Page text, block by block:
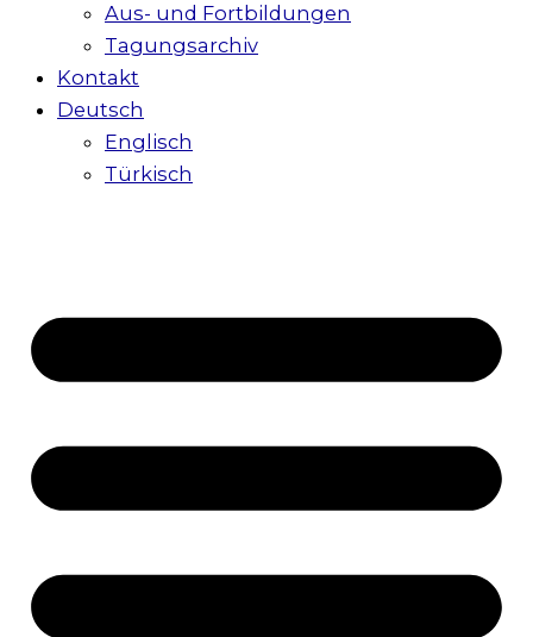
Aus- und Fortbildungen
Tagungsarchiv
Kontakt
Deutsch
Englisch
Türkisch